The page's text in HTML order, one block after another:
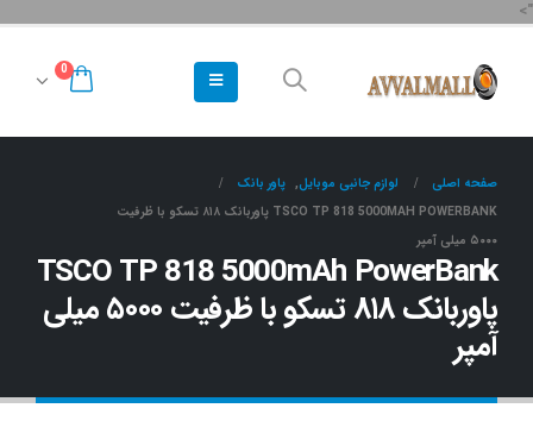
">
0
صفحه اصلی لوازم جانبی موبایل, پاور بانک
TSCO TP 818 5000MAH POWERBANK پاوربانک ۸۱۸ تسکو با ظرفیت
۵۰۰۰ میلی آمپر
TSCO TP 818 5000mAh PowerBank
پاوربانک ۸۱۸ تسکو با ظرفیت ۵۰۰۰ میلی
آمپر